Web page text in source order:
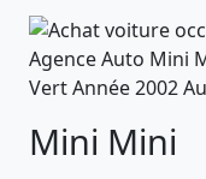
Mini Mini